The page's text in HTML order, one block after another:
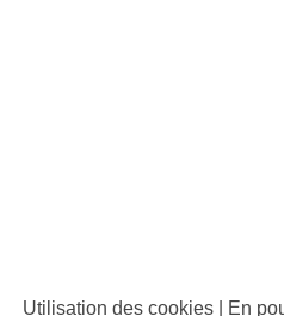
Utilisation des cookies | En